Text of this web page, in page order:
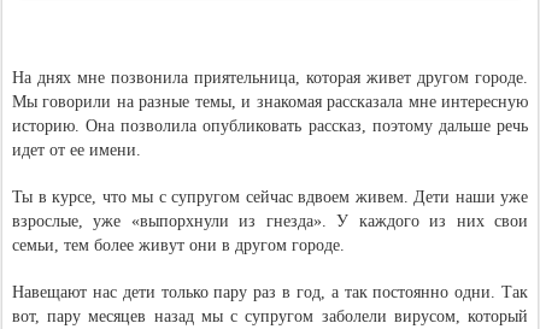
На днях мне позвонила приятельница, которая живет другом городе.
Мы говорили на разные темы, и знакомая рассказала мне интересную
историю. Она позволила опубликовать рассказ, поэтому дальше речь
идет от ее имени.
Ты в курсе, что мы с супругом сейчас вдвоем живем. Дети наши уже
взрослые, уже «выпорхнули из гнезда». У каждого из них свои
семьи, тем более живут они в другом городе.
Навещают нас дети только пару раз в год, а так постоянно одни. Так
вот, пару месяцев назад мы с супругом заболели вирусом, который